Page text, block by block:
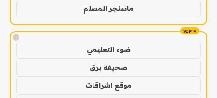
ماسنجر المسلم
!
ضوء التعليمي
صحيفة برق
موقع اشراقات